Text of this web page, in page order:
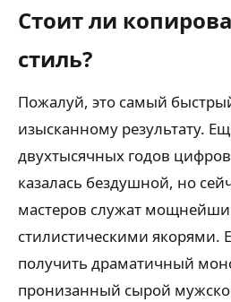
Стоит ли
стиль?
Пожалуй, это самый
изысканному результату.
двухтысячных годов
казалась бездушной, но
мастеров служат
стилистическими якорями.
получить драматичный
пронизанный сырой